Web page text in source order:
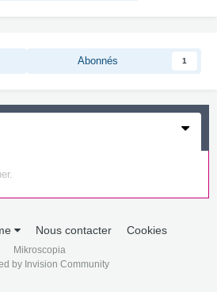
Abonnés 1
Nous contacter Cookies
Mikroscopia
by Invision Community